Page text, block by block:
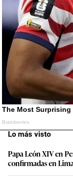
Lo más visto
Papa León XIV en
confirmadas en